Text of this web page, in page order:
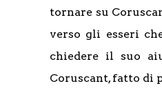
tornare su
verso gli esseri
chiedere il suo
Coruscant, fatto di